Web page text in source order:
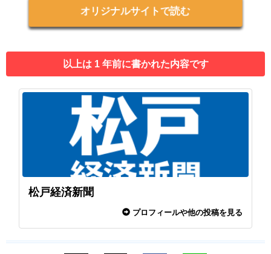
オリジナルサイトで読む
以上は 1 年前に書かれた内容です
松戸経済新聞
プロフィールや他の投稿を見る